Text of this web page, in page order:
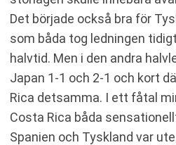
Det började också bra för
som båda tog ledningen
halvtid. Men i den andra
Japan 1-1 och 2-1 och kort
Rica detsamma. I ett fåtal
Costa Rica båda
Spanien och Tyskland var